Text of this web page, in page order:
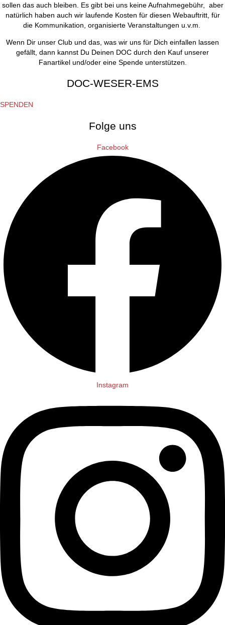
sollen das auch bleiben. Es gibt bei uns keine Aufnahmegebühr, aber
natürlich haben auch wir laufende Kosten für diesen Webauftritt, für
die Kommunikation, organisierte Veranstaltungen u.v.m.
Wenn Dir unser Club und das, was wir uns für Dich einfallen lassen
gefällt, dann kannst Du Deinen DOC durch den Kauf unserer
Fanartikel und/oder eine Spende unterstützen.
DOC-WESER-EMS
SPENDEN
Folge uns
Facebook
Instagram